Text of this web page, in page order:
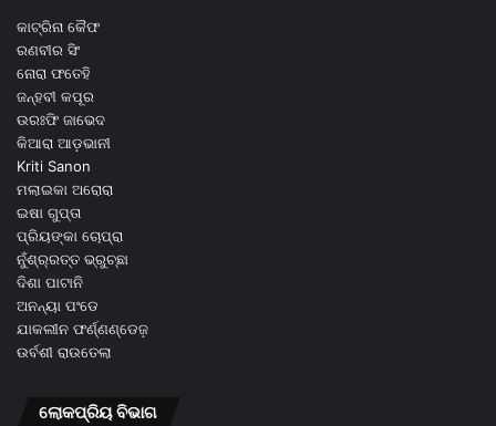
କାଟ୍ରିନା କୈଫ
ରଣବୀର ସିଂ
ନୋରା ଫତେହି
ଜନ୍ହବୀ କପୂର
ଉରଃଫି ଜାଭେଦ
କିଆରା ଆଡ଼ଭାନୀ
Kriti Sanon
ମଲାଇକା ଅରୋରା
ଇଷା ଗୁପ୍ତା
ପ୍ରିୟଙ୍କା ଚୋପ୍ରା
ନୁଁଶ୍ର୍ରତ୍ତ ଭ୍ରୁଚ୍ଛା
ଦିଶା ପାଟାନି
ଅନନ୍ୟା ପଂଡେ
ଯାକଲୀନ ଫର୍ଣ୍ଣଣ୍ଡେଜ଼
ଉର୍ବଶୀ ରାଉତେଲା
ଲୋକପ୍ରିୟ ବିଭାଗ